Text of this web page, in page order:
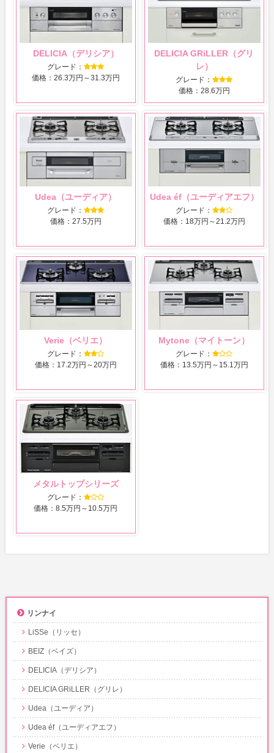
DELICIA（デリシア）
グレード：
価格：26.3万円～31.3万円
DELICIA GRiLLER（グリ
レ）
グレード：
価格：28.6万円
Udea（ユーディア）
グレード：
価格：27.5万円
Udea éf（ユーディアエフ）
グレード：
価格：18万円～21.2万円
Verie（ベリエ）
グレード：
価格：17.2万円～20万円
Mytone（マイトーン）
グレード：
価格：13.5万円～15.1万円
メタルトップシリーズ
グレード：
価格：8.5万円～10.5万円
リンナイ
LiSSe（リッセ）
BEIZ（ベイズ）
DELICIA（デリシア）
DELICIA GRiLLER（グリレ）
Udea（ユーディア）
Udea éf（ユーディアエフ）
Verie（ベリエ）